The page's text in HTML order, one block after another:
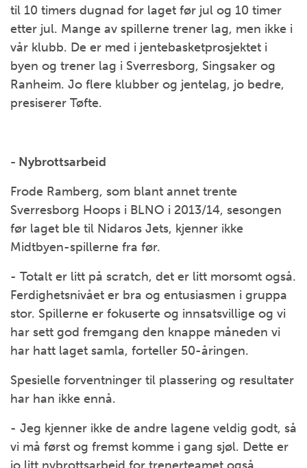
til 10 timers dugnad for laget før jul og 10 timer
etter jul. Mange av spillerne trener lag, men ikke i
vår klubb. De er med i jentebasketprosjektet i
byen og trener lag i Sverresborg, Singsaker og
Ranheim. Jo flere klubber og jentelag, jo bedre,
presiserer Tøfte.
- Nybrottsarbeid
Frode Ramberg, som blant annet trente
Sverresborg Hoops i BLNO i 2013/14, sesongen
før laget ble til Nidaros Jets, kjenner ikke
Midtbyen-spillerne fra før.
- Totalt er litt på scratch, det er litt morsomt også.
Ferdighetsnivået er bra og entusiasmen i gruppa
stor. Spillerne er fokuserte og innsatsvillige og vi
har sett god fremgang den knappe måneden vi
har hatt laget samla, forteller 50-åringen.
Spesielle forventninger til plassering og resultater
har han ikke ennå.
- Jeg kjenner ikke de andre lagene veldig godt, så
vi må først og fremst komme i gang sjøl. Dette er